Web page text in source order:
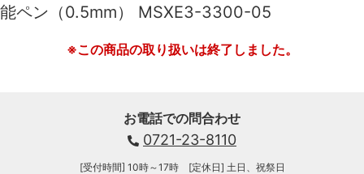
能ペン（0.5mm） MSXE3-3300-05
※この商品の取り扱いは終了しました。
お電話での問合わせ
0721-23-8110
[受付時間] 10時～17時 [定休日] 土日、祝祭日